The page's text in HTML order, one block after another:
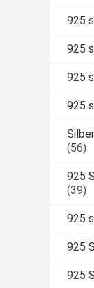
925
925
925
925
(56)
925
(39)
925
925
925